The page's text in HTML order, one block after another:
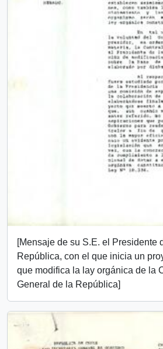
[Mensaje de su S.E. el Presidente
República, con el que inicia un
que modifica la lay orgánica de la
General de la República]